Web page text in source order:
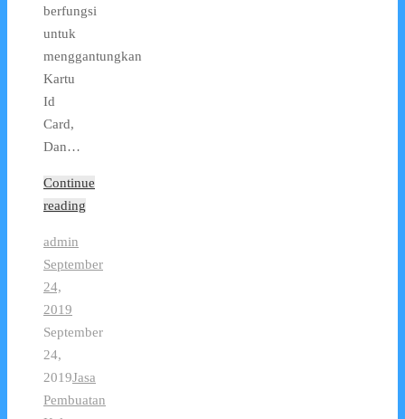
berfungsi
untuk
menggantungkan
Kartu
Id
Card,
Dan…
Continue
reading
admin
September
24,
2019
September
24,
2019Jasa
Pembuatan